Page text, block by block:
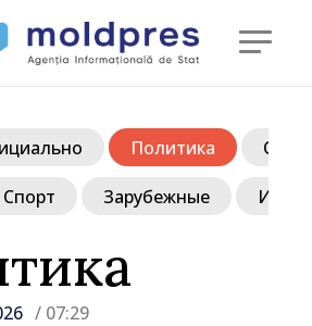
/ 07:29
Политика
Спорт Зарубежные